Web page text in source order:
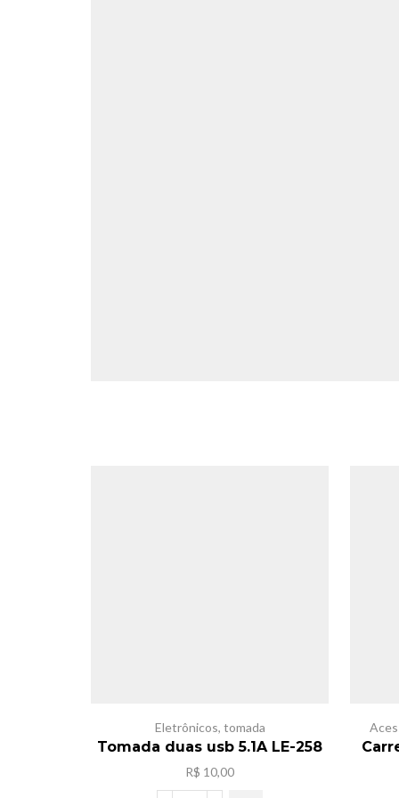
Eletrônicos, tomada
Tomada duas usb 5.1A LE-258
R$ 10,00